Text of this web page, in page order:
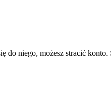
do niego, możesz stracić